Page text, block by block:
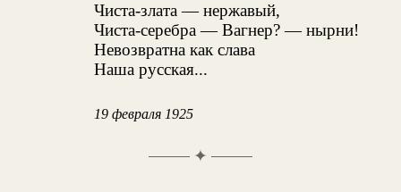
Чиста-злата — нержавый,
Чиста-серебра — Вагнер? — нырни!
Невозвратна как слава
Наша русская...
19 февраля 1925
✦